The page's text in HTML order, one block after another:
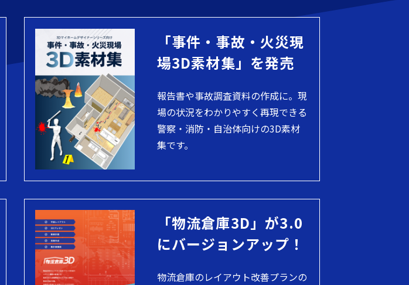
「事件・事故・火災現
場3D素材集」を発売
報告書や事故調査資料の作成に。現
場の状況をわかりやすく再現できる
警察・消防・自治体向けの3D素材
集です。
「物流倉庫3D」が3.0
にバージョンアップ！
物流倉庫のレイアウト改善プランの